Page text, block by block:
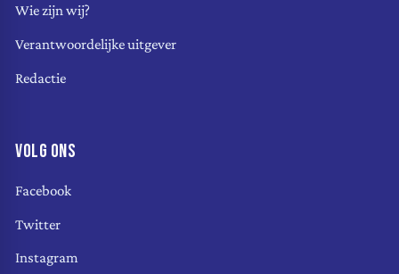
Wie zijn wij?
Verantwoordelijke uitgever
Redactie
VOLG ONS
Facebook
Twitter
Instagram